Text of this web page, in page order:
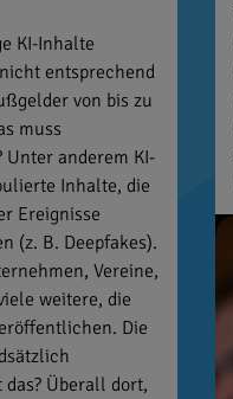
KI-Inhalte
entsprechend
von bis zu
muss
Unter anderem KI-
Inhalte, die
Ereignisse
(z. B. Deepfakes).
Vereine,
weitere, die
Die
das? Überall dort,